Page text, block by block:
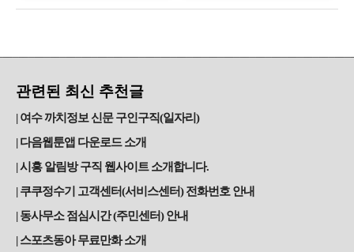
관련된 최신 추천글
여수 까치정보 신문 구인구직(일자리)
다음웹툰앱 다운로드 소개
시흥 알림방 구직 웹사이트 소개합니다.
쿠쿠정수기 고객센터(서비스센터) 전화번호 안내
동사무소 점심시간 (주민센터) 안내
스포츠동아 무료만화 소개